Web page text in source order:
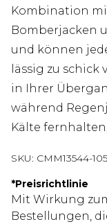
Kombination
Bomberjacken
und können
lässig zu
in Ihrer
während
Kälte
SKU: CMM13544-
*Preisrichtlinie
Mit Wirkung
Bestellungen,